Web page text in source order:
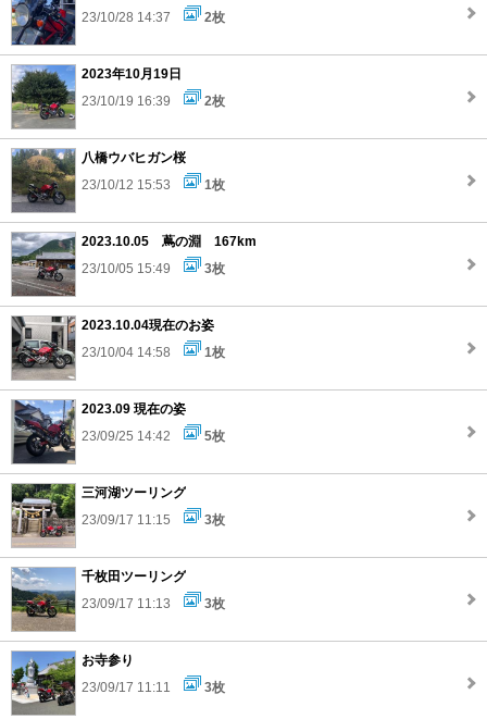
23/10/28 14:37
2枚
2023年10月19日
23/10/19 16:39
2枚
八橋ウバヒガン桜
23/10/12 15:53
1枚
2023.10.05 蔦の淵 167km
23/10/05 15:49
3枚
2023.10.04現在のお姿
23/10/04 14:58
1枚
2023.09 現在の姿
23/09/25 14:42
5枚
三河湖ツーリング
23/09/17 11:15
3枚
千枚田ツーリング
23/09/17 11:13
3枚
お寺参り
23/09/17 11:11
3枚